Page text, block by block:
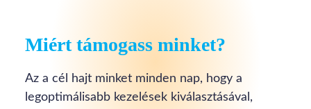
Miért támogass minket?
Az a cél hajt minket minden nap, hogy a
legoptimálisabb kezelések kiválasztásával,